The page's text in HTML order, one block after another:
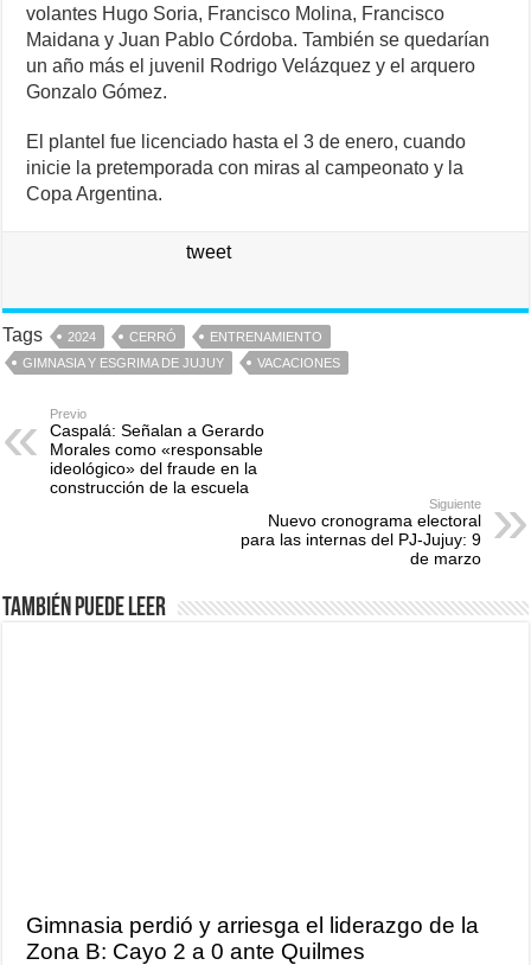
volantes Hugo Soria, Francisco Molina, Francisco
Maidana y Juan Pablo Córdoba. También se quedarían
un año más el juvenil Rodrigo Velázquez y el arquero
Gonzalo Gómez.
El plantel fue licenciado hasta el 3 de enero, cuando
inicie la pretemporada con miras al campeonato y la
Copa Argentina.
tweet
Tags 2024 CERRÓ
ENTRENAMIENTO
GIMNASIA Y ESGRIMA DE JUJUY
VACACIONES
Previo
Caspalá: Señalan a Gerardo
Morales como «responsable
ideológico» del fraude en la
construcción de la escuela
Siguiente
Nuevo cronograma electoral
para las internas del PJ-Jujuy: 9
de marzo
También puede leer
Gimnasia perdió y arriesga el liderazgo de la
Zona B: Cayo 2 a 0 ante Quilmes